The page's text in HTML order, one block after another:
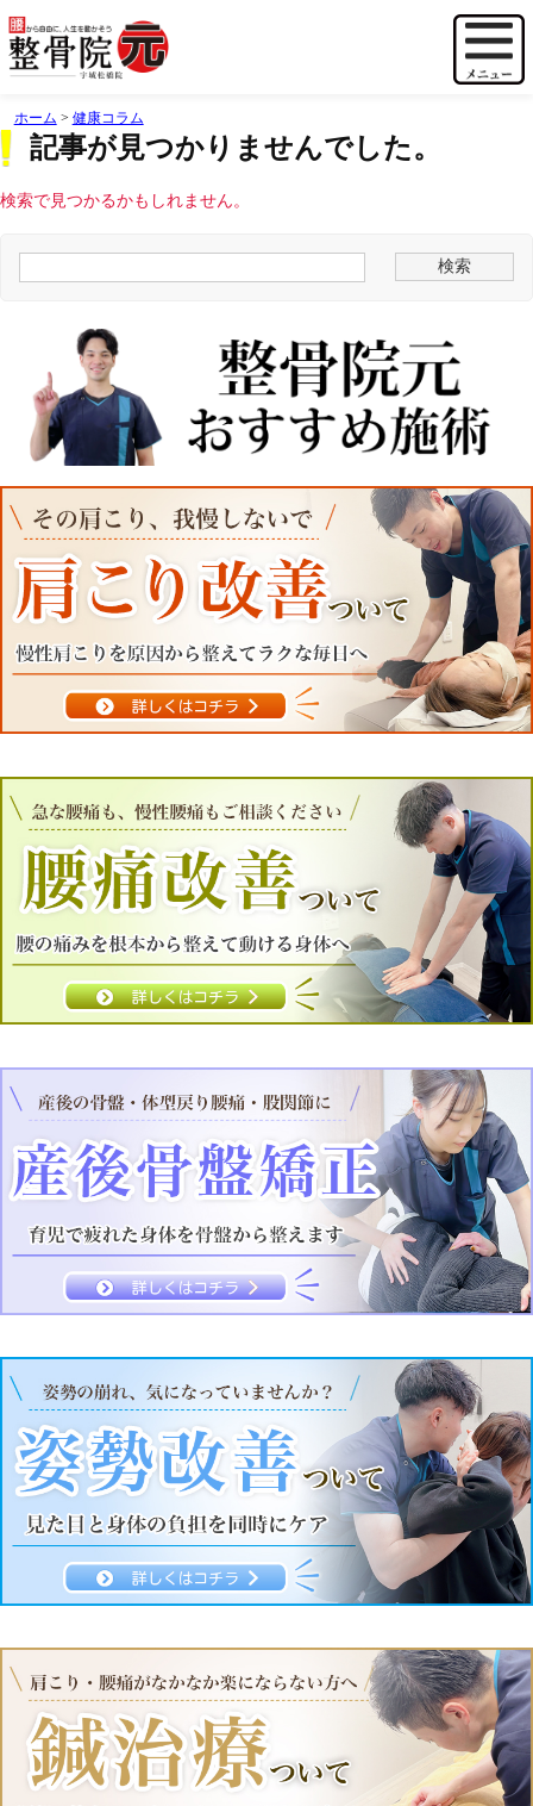
ホーム > 健康コラム
記事が見つかりませんでした。
検索で見つかるかもしれません。